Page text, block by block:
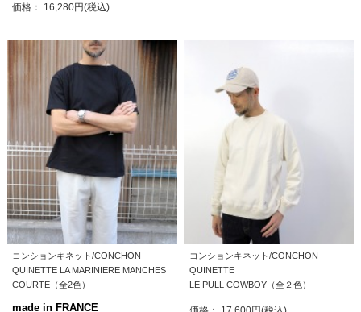
価格： 16,280円(税込)
コンションキネット/CONCHON
QUINETTE LA MARINIERE MANCHES
COURTE（全2色）
made in FRANCE
コンションキネット/CONCHON
QUINETTE
LE PULL COWBOY（全２色）